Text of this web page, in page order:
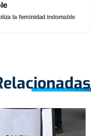
la feminidad indomable